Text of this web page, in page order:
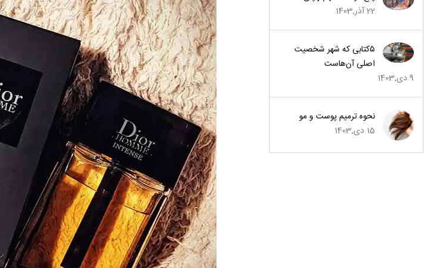
22 آذر,1403
۵کتابی که شهر شخصیت
اصلی آن‌هاست
9 دی,1403
نحوه ترمیم پوست و مو
15 دی,1403